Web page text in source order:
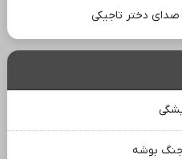
دختر تاجیکی
جنگ بوشه